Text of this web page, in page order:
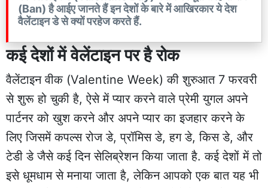
(Ban) है आईए जानते हैं इन देशों के बारे में आखिरकार ये देश
वैलेंटाइन डे से क्यों परहेज करते हैं.
कई देशों में वेलेंटाइन पर है रोक
वैलेंटाइन वीक (Valentine Week) की शुरुआत 7 फरवरी
से शुरू हो चुकी है, ऐसे में प्यार करने वाले प्रेमी युगल अपने
पार्टनर को खुश करने और अपने प्यार का इजहार करने के
लिए जिसमें कपल्स रोज डे, प्रॉमिस डे, हग डे, किस डे, और
टेडी डे जैसे कई दिन सेलिब्रेशन किया जाता है. कई देशों में तो
इसे धूमधाम से मनाया जाता है, लेकिन आपको एक बात यह भी